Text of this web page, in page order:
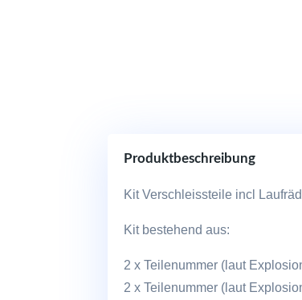
Produktbeschreibung
Kit Verschleissteile incl
Kit bestehend aus:
2 x Teilenummer (laut
2 x Teilenummer (laut